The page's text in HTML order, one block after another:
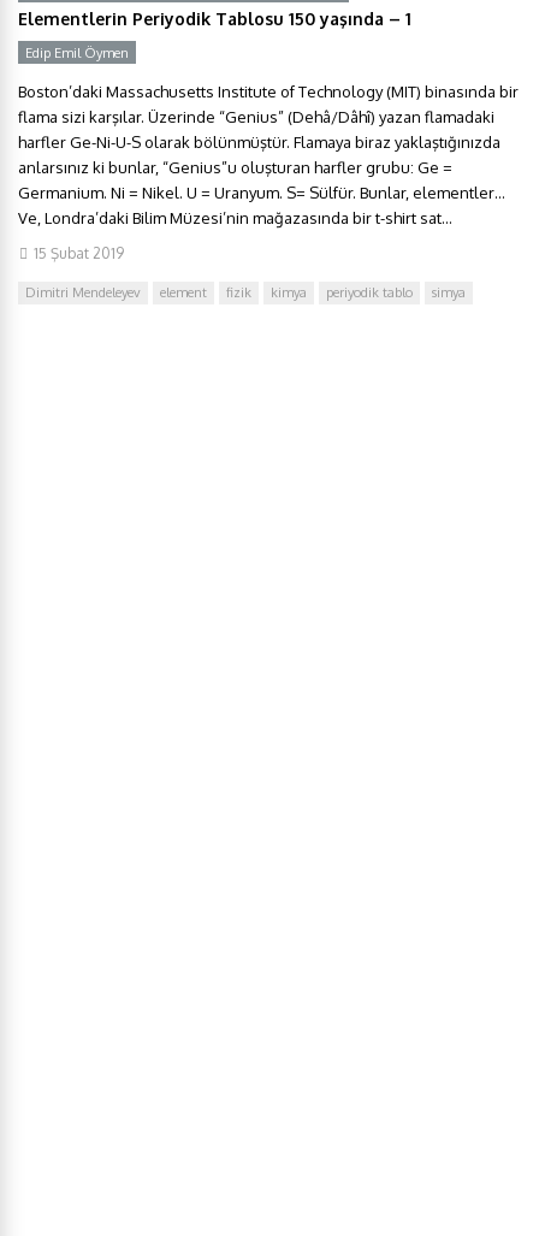
Elementlerin Periyodik Tablosu 150 yaşında – 1
Edip Emil Öymen
Boston’daki Massachusetts Institute of Technology (MIT) binasında bir
flama sizi karşılar. Üzerinde “Genius” (Dehâ/Dâhî) yazan flamadaki
harfler Ge-Ni-U-S olarak bölünmüştür. Flamaya biraz yaklaştığınızda
anlarsınız ki bunlar, “Genius”u oluşturan harfler grubu: Ge =
Germanium. Ni = Nikel. U = Uranyum. S= Sülfür. Bunlar, elementler…
Ve, Londra’daki Bilim Müzesi’nin mağazasında bir t-shirt sat...
15 Şubat 2019
Dimitri Mendeleyev element fizik kimya periyodik tablo simya